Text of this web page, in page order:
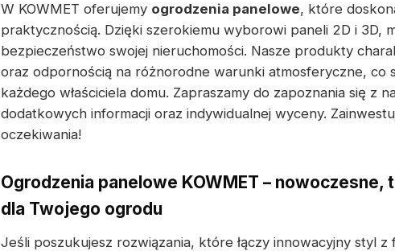
W KOWMET oferujemy ogrodzenia panelowe, które
praktycznością. Dzięki szerokiemu wyborowi paneli 2D i 3D,
bezpieczeństwo swojej nieruchomości. Nasze produkty
oraz odpornością na różnorodne warunki atmosferyczne, co
każdego właściciela domu. Zapraszamy do zapoznania się z
dodatkowych informacji oraz indywidualnej wyceny.
oczekiwania!
Ogrodzenia panelowe KOWMET –
dla Twojego ogrodu
Jeśli poszukujesz rozwiązania, które łączy innowacyjny styl z